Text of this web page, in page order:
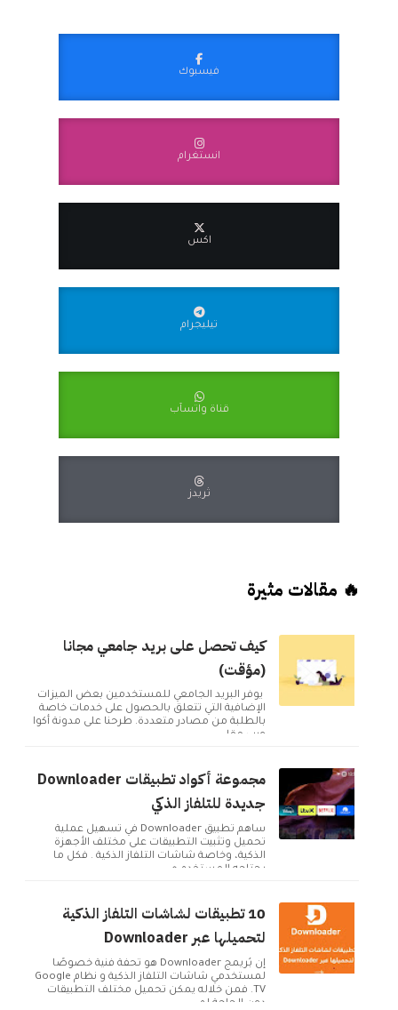
فيسبوك
انستغرام
اكس
تيليجرام
قناة واتسآب
ثريدز
🔥 مقالات مثيرة
كيف تحصل على بريد جامعي مجانا
(مؤقت)
يوفر البريد الجامعي للمستخدمين بعض الميزات
الإضافية التي تتعلق بالحصول على خدمات خاصة
بالطلبة من مصادر متعددة. طرحنا على مدونة أكوا
ويب مقا...
مجموعة أكواد تطبيقات Downloader
جديدة للتلفاز الذكي
ساهم تطبيق Downloader في تسهيل عملية
تحميل وتثبيت التطبيقات على مختلف الأجهزة
الذكية، وخاصة شاشات التلفاز الذكية . فكل ما
يحتاجه المستخدم ه...
10 تطبيقات لشاشات التلفاز الذكية
لتحميلها عبر Downloader
إن بُريمج Downloader هو تحفة فنية خصوصًا
لمستخدمي شاشات التلفاز الذكية و نظام Google
TV. فمن خلاله يمكن تحميل مختلف التطبيقات
دون الحاجة لم...